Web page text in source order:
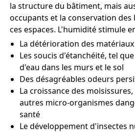
la structure du bâtiment, mais
occupants et la conservation des
ces espaces. L'humidité stimule
La détérioration des
Les soucis d'étanchéité, tel
d'eau dans les murs et le sol
Des désagréables odeurs
La croissance des
autres micro-organismes
santé
Le développement d'insectes